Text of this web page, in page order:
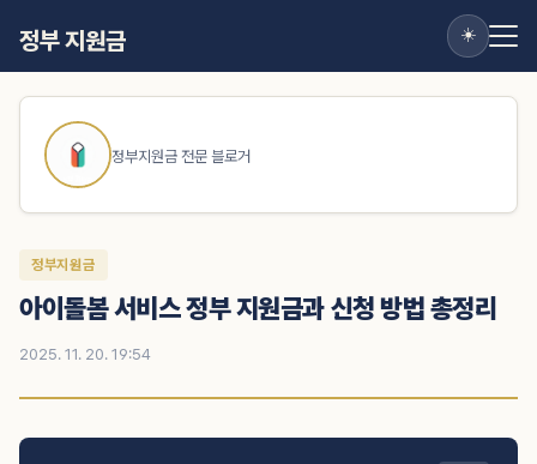
정부 지원금 ☀️
정부지원금 전문 블로거
정부지원금
아이돌봄 서비스 정부 지원금과 신청 방법 총정리
2025. 11. 20. 19:54